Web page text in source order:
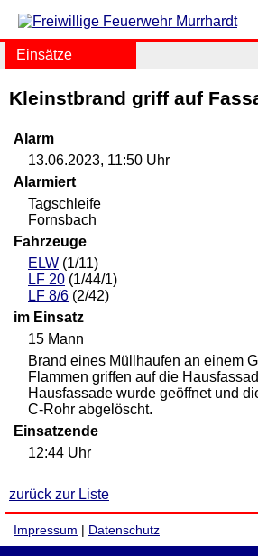
Einsätze
Kleinstbrand griff auf
Alarm
13.06.2023, 11:50 Uhr
Alarmiert
Tagschleife
Fornsbach
Fahrzeuge
ELW (1/11)
LF 20 (1/44/1)
LF 8/6 (2/42)
im Einsatz
15 Mann
Brand eines Müllhaufen an einem
Flammen griffen auf die
Hausfassade wurde geöffnet und
C-Rohr abgelöscht.
Einsatzende
12:44 Uhr
zurück zur Liste
Impressum | Datenschutz